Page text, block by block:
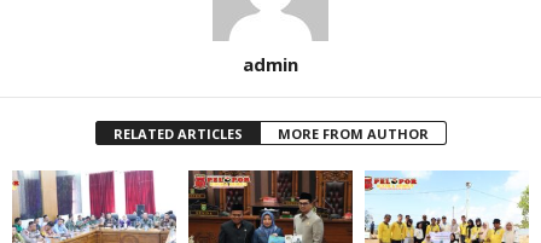
admin
RELATED ARTICLES MORE FROM AUTHOR